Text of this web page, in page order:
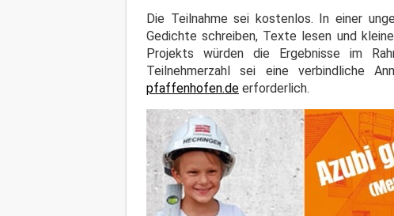
Die Teilnahme sei kostenlos. In einer
Gedichte schreiben, Texte lesen und
Projekts würden die Ergebnisse im
Teilnehmerzahl sei eine verbindliche
pfaffenhofen.de erforderlich.